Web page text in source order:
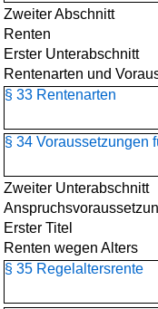
Zweiter Abschnitt
Renten
Erster Unterabschnitt
Rentenarten und
§ 33 Rentenarten
§ 34 Voraussetzungen
Zweiter Unterabschnitt
Erster Titel
Renten wegen Alters
§ 35 Regelaltersrente